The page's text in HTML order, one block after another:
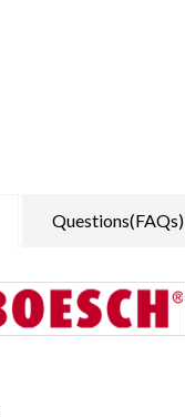
Questions(FAQs)